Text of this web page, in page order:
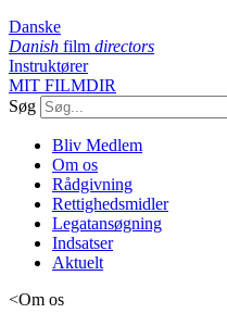
Danske
Danish film directors
Instruktører
MIT FILMDIR
Søg
Bliv Medlem
Om os
Rådgivning
Rettighedsmidler
Legatansøgning
Indsatser
Aktuelt
<Om os